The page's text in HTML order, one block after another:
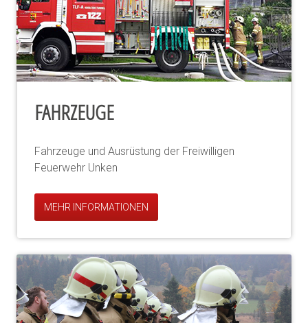
FAHRZEUGE
Fahrzeuge und Ausrüstung der Freiwilligen
Feuerwehr Unken
MEHR INFORMATIONEN